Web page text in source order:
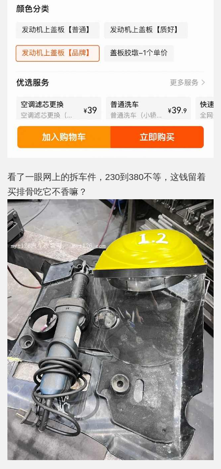
看了一眼网上的拆车件，230到380不等，这钱留着
买排骨吃它不香嘛？